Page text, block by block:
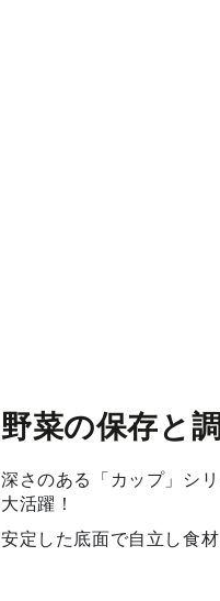
野菜の保存と
深さのある「カップ」シ
大活躍！
安定した底面で自立し食